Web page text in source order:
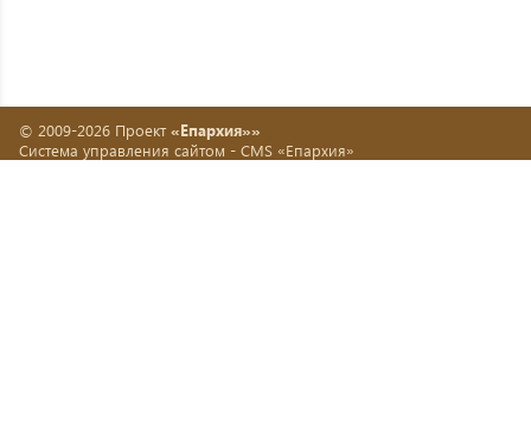
© 2009-2026 Проект «Епархия»»
Система управления сайтом - CMS «Епархия»